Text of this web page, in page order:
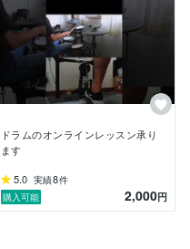
ドラムのオンラインレッスン承り
ます
5.0 実績8件
購入可能
2,000円